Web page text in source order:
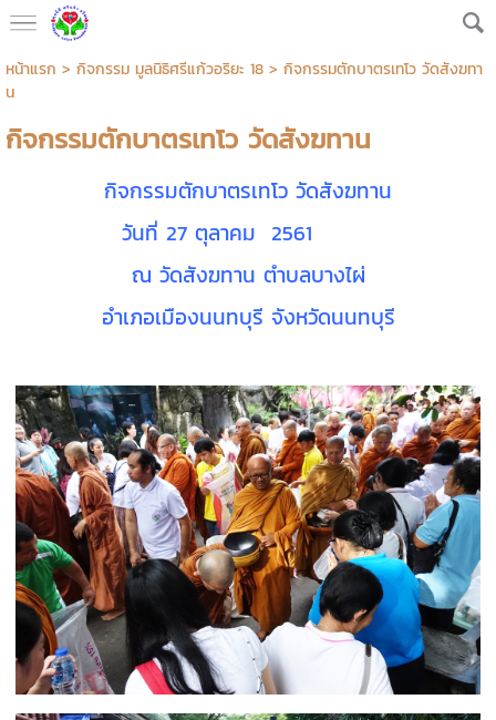
หน้าแรก > กิจกรรม มูลนิธิศรีแก้วอริยะ 18> กิจกรรมตักบาตรเทโว วัดสังฆทา
น
กิจกรรมตักบาตรเทโว วัดสังฆทาน
กิจกรรมตักบาตรเทโว วัดสังฆทาน
วันที่ 27 ตุลาคม 2561
ณ วัดสังฆทาน ตำบลบางไผ่
อำเภอเมืองนนทบุรี จังหวัดนนทบุรี